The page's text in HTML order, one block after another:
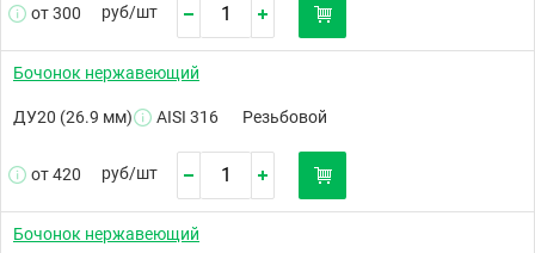
от 300 руб/шт
Бочонок нержавеющий
ДУ20 (26.9 мм) AISI 316 Резьбовой
от 420 руб/шт
Бочонок нержавеющий